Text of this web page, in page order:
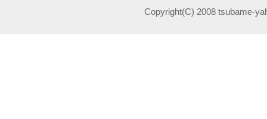
Copyright(C) 2008 tsubame-